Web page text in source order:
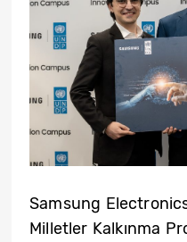
Samsung
Milletler Kalkınma